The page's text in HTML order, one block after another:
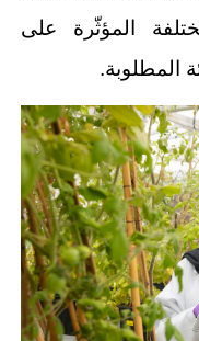
المؤثّرة على
المطلوبة.